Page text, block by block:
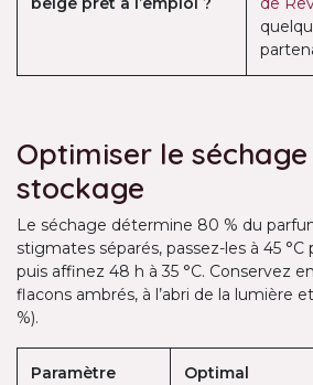
Optimiser le
stockage
Le séchage détermine 80 % du
stigmates séparés, passez-les à 45
puis affinez 48 h à 35 °C. Conservez
flacons ambrés, à l’abri de la lumière
%).
Paramètre Optimal